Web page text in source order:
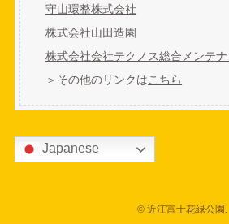
守山環整株式会社
株式会社山田造園
株式会社会社テクノス総合メンテ
＞その他のリンクはこちら
Japanese
©近江富士花緑公園.